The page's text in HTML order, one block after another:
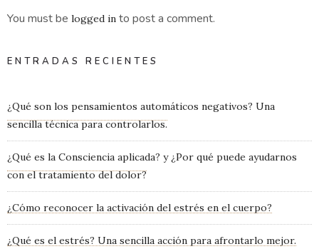
You must be logged in to post a comment.
ENTRADAS RECIENTES
¿Qué son los pensamientos automáticos negativos? Una
sencilla técnica para controlarlos.
¿Qué es la Consciencia aplicada? y ¿Por qué puede ayudarnos
con el tratamiento del dolor?
¿Cómo reconocer la activación del estrés en el cuerpo?
¿Qué es el estrés? Una sencilla acción para afrontarlo mejor.